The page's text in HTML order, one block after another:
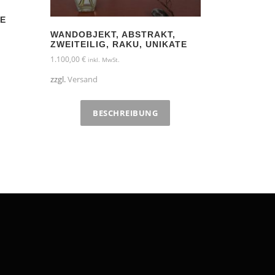
WANDOBJEKT, ABSTRAKT,
ZWEITEILIG, RAKU, UNIKATE
1.100,00€ inkl. MwSt.
zzgl.Versand
BESCHREIBUNG